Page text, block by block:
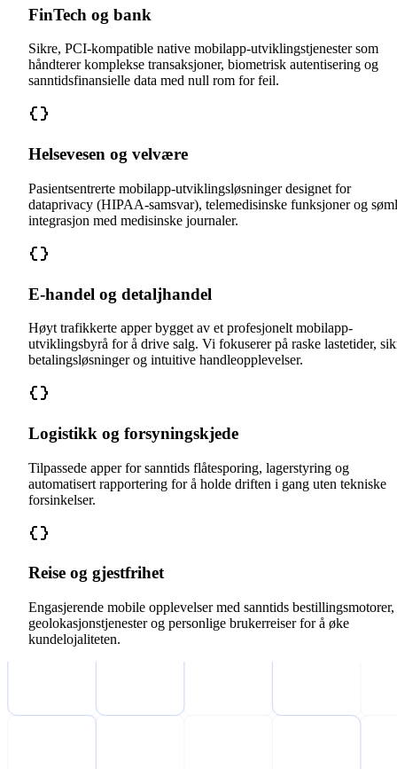
FinTech og bank
Sikre, PCI-kompatible native mobilapp-utviklingstjenester som
håndterer komplekse transaksjoner, biometrisk autentisering og
sanntidsfinansielle data med null rom for feil.
Helsevesen og velvære
Pasientsentrerte mobilapp-utviklingsløsninger designet for
dataprivacy (HIPAA-samsvar), telemedisinske funksjoner og
integrasjon med medisinske journaler.
E-handel og detaljhandel
Høyt trafikkerte apper bygget av et profesjonelt mobilapp-
utviklingsbyrå for å drive salg. Vi fokuserer på raske lastetider,
betalingsløsninger og intuitive handleopplevelser.
Logistikk og forsyningskjede
Tilpassede apper for sanntids flåtesporing, lagerstyring og
automatisert rapportering for å holde driften i gang uten tekniske
forsinkelser.
Reise og gjestfrihet
Engasjerende mobile opplevelser med sanntids bestillingsmotorer,
geolokasjonstjenester og personlige brukerreiser for å øke
kundelojaliteten.